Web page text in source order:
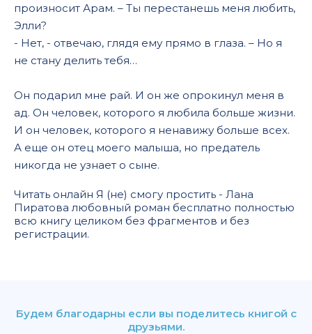
произносит Арам. – Ты перестанешь меня любить,
Элли?
- Нет, - отвечаю, глядя ему прямо в глаза. – Но я
не стану делить тебя…
Он подарил мне рай. И он же опрокинул меня в
ад. Он человек, которого я любила больше жизни.
И он человек, которого я ненавижу больше всех.
А еще он отец моего малыша, но предатель
никогда не узнает о сыне.
Читать онлайн Я (не) смогу простить - Лана
Пиратова любовный роман бесплатно полностью
всю книгу целиком без фрагментов и без
регистрации.
Будем благодарны если вы поделитесь книгой с
друзьями.